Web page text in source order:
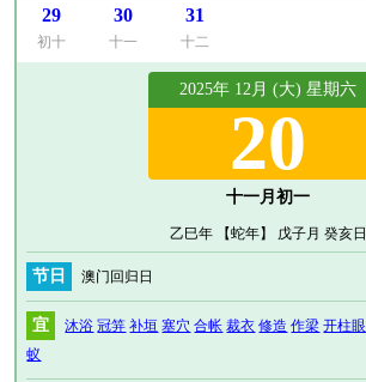
29
初十
30
十一
31
十二
2025年 12月 (大) 星期六
20
十一月初一
乙巳年 【蛇年】 戊子月 癸亥日
节日 澳门回归日
宜 沐浴 冠笄 补垣 塞穴 合帐 裁衣 修造 作梁 开柱眼
蚁